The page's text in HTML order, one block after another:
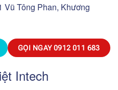
Vũ Tông Phan, Khương
GỌI NGAY0912 011 683
Intech